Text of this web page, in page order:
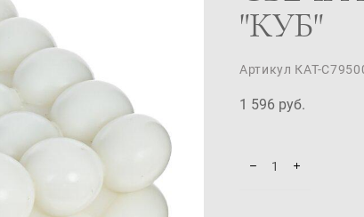
"КУБ"
Артикул КАТ-
1 596 pуб.